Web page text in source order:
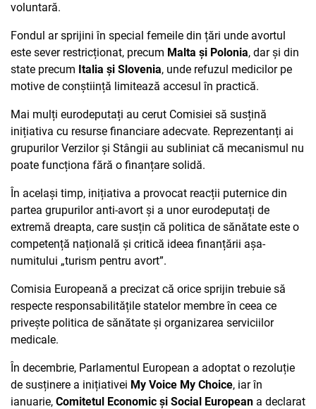
voluntară.
Fondul ar sprijini în special femeile din țări unde avortul
este sever restricționat, precum Malta și Polonia, dar și din
state precum Italia și Slovenia, unde refuzul medicilor pe
motive de conștiință limitează accesul în practică.
Mai mulți eurodeputați au cerut Comisiei să susțină
inițiativa cu resurse financiare adecvate. Reprezentanți ai
grupurilor Verzilor și Stângii au subliniat că mecanismul nu
poate funcționa fără o finanțare solidă.
În același timp, inițiativa a provocat reacții puternice din
partea grupurilor anti-avort și a unor eurodeputați de
extremă dreapta, care susțin că politica de sănătate este o
competență națională și critică ideea finanțării așa-
numitului „turism pentru avort”.
Comisia Europeană a precizat că orice sprijin trebuie să
respecte responsabilitățile statelor membre în ceea ce
privește politica de sănătate și organizarea serviciilor
medicale.
În decembrie, Parlamentul European a adoptat o rezoluție
de susținere a inițiativei My Voice My Choice, iar în
ianuarie, Comitetul Economic și Social European a declarat